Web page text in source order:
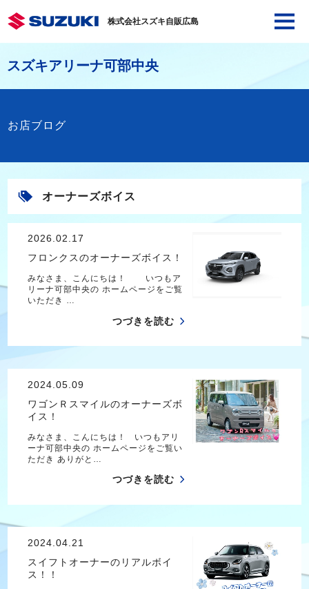
株式会社スズキ自販広島
スズキアリーナ可部中央
お店ブログ
オーナーズボイス
2026.02.17
フロンクスのオーナーズボイス！
みなさま、こんにちは！ いつもア
リーナ可部中央の ホームページをご覧
いただき …
つづきを読む
2024.05.09
ワゴンＲスマイルのオーナーズボ
イス！
みなさま、こんにちは！ いつもアリ
ーナ可部中央の ホームページをご覧い
ただき ありがと…
つづきを読む
2024.04.21
スイフトオーナーのリアルボイ
ス！！